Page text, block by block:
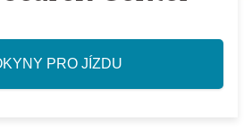
PRO JÍZDU